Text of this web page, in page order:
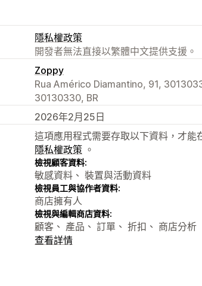
隱私權政策
開發者無法直接以繁體中文提供支援。
Zoppy
Rua Américo Diamantino, 91,
30130330, BR
2026年2月25日
這項應用程式需要存取以下資料，才
隱私權政策 。
檢視顧客資料:
敏感資料、 裝置與活動資料
檢視員工與協作者資料:
商店擁有人
檢視與編輯商店資料:
顧客、 產品、 訂單、 折扣、 商店分析
查看詳情